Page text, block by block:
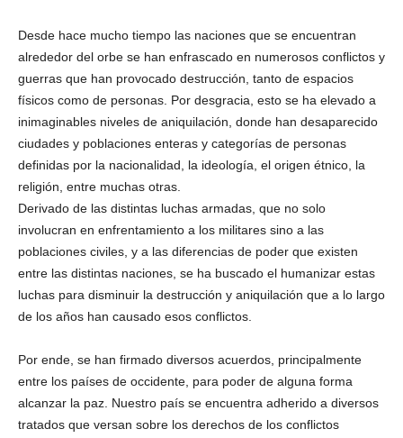
Desde hace mucho tiempo las naciones que se encuentran
alrededor del orbe se han enfrascado en numerosos conflictos y
guerras que han provocado destrucción, tanto de espacios
físicos como de personas. Por desgracia, esto se ha elevado a
inimaginables niveles de aniquilación, donde han desaparecido
ciudades y poblaciones enteras y categorías de personas
definidas por la nacionalidad, la ideología, el origen étnico, la
religión, entre muchas otras.
Derivado de las distintas luchas armadas, que no solo
involucran en enfrentamiento a los militares sino a las
poblaciones civiles, y a las diferencias de poder que existen
entre las distintas naciones, se ha buscado el humanizar estas
luchas para disminuir la destrucción y aniquilación que a lo largo
de los años han causado esos conflictos.
Por ende, se han firmado diversos acuerdos, principalmente
entre los países de occidente, para poder de alguna forma
alcanzar la paz. Nuestro país se encuentra adherido a diversos
tratados que versan sobre los derechos de los conflictos